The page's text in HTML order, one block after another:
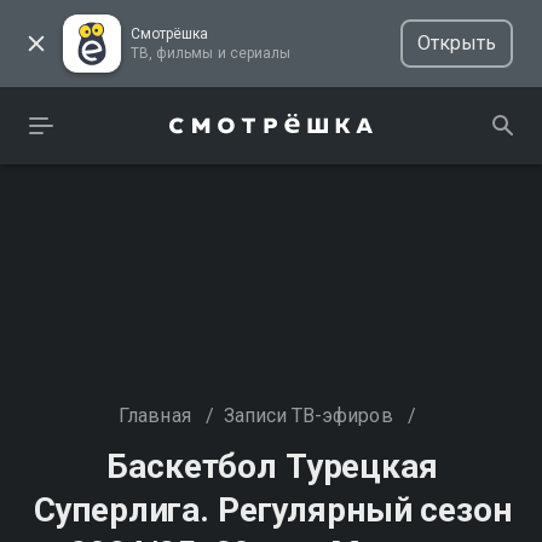
Смотрёшка
ТВ, фильмы и сериалы
Открыть
Главная / Записи ТВ-эфиров /
Баскетбол Турецкая
Суперлига. Регулярный сезон